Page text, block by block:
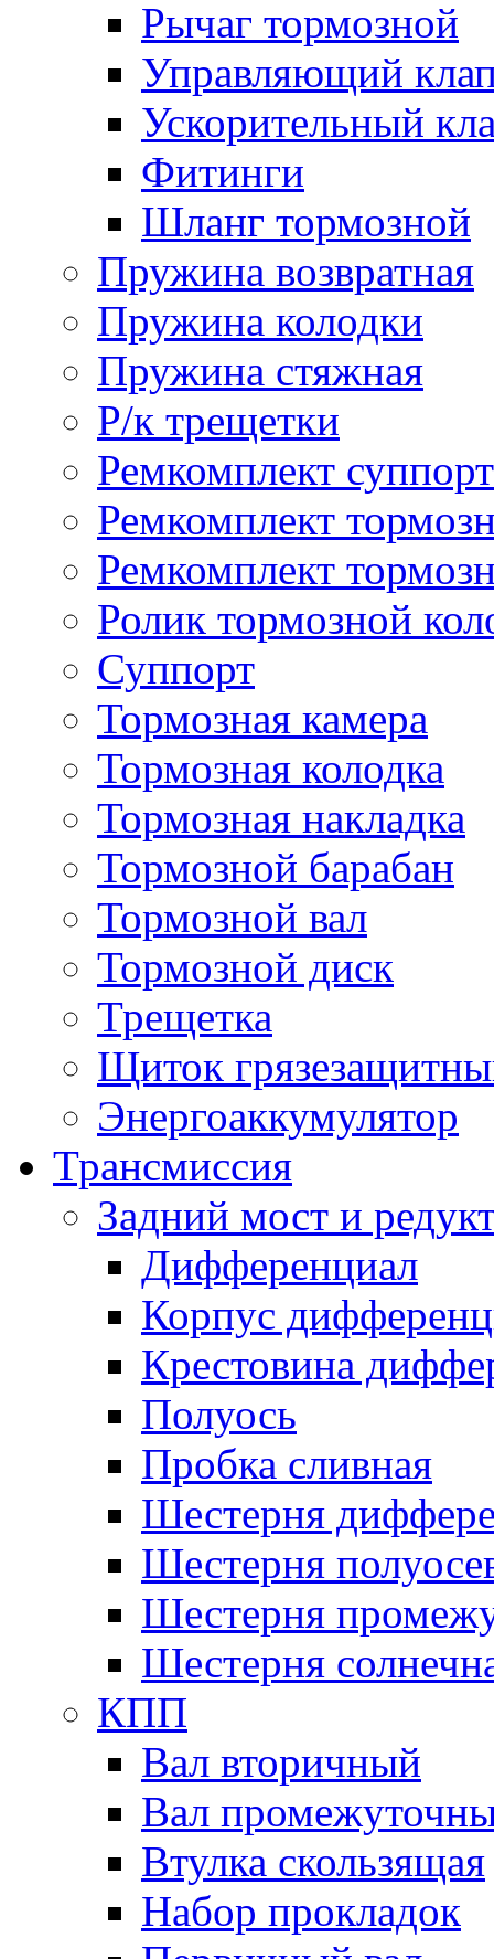
Рычаг тормозной
Управляющий
Ускорительный
Фитинги
Шланг тормозной
Пружина возвратная
Пружина колодки
Пружина стяжная
Р/к трещетки
Ремкомплект
Ремкомплект
Ремкомплект
Ролик тормозной
Суппорт
Тормозная камера
Тормозная колодка
Тормозная накладка
Тормозной барабан
Тормозной вал
Тормозной диск
Трещетка
Щиток
Энергоаккумулятор
Трансмиссия
Задний мост и
Дифференциал
Корпус
Крестовина
Полуось
Пробка сливная
Шестерня
Шестерня
Шестерня
Шестерня
КПП
Вал вторичный
Вал
Втулка скользящая
Набор прокладок